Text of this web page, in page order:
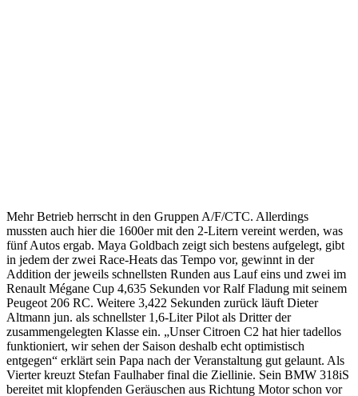
Mehr Betrieb herrscht in den Gruppen A/F/CTC. Allerdings
mussten auch hier die 1600er mit den 2-Litern vereint werden, was
fünf Autos ergab. Maya Goldbach zeigt sich bestens aufgelegt, gibt
in jedem der zwei Race-Heats das Tempo vor, gewinnt in der
Addition der jeweils schnellsten Runden aus Lauf eins und zwei im
Renault Mégane Cup 4,635 Sekunden vor Ralf Fladung mit seinem
Peugeot 206 RC. Weitere 3,422 Sekunden zurück läuft Dieter
Altmann jun. als schnellster 1,6-Liter Pilot als Dritter der
zusammengelegten Klasse ein. „Unser Citroen C2 hat hier tadellos
funktioniert, wir sehen der Saison deshalb echt optimistisch
entgegen“ erklärt sein Papa nach der Veranstaltung gut gelaunt. Als
Vierter kreuzt Stefan Faulhaber final die Ziellinie. Sein BMW 318iS
bereitet mit klopfenden Geräuschen aus Richtung Motor schon vor